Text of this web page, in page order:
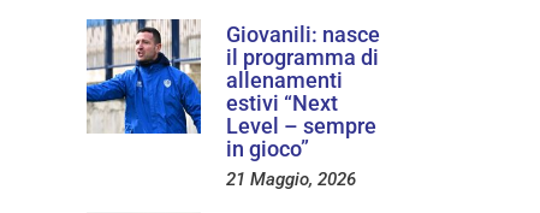
Giovanili: nasce
il programma di
allenamenti
estivi “Next
Level – sempre
in gioco”
21 Maggio, 2026